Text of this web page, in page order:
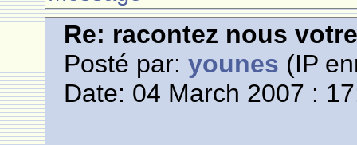
Re: racontez nous
Posté par:younes (IP
Date: 04 March 2007 :